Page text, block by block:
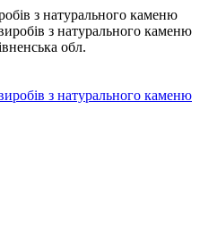
з натурального каменю
обл.